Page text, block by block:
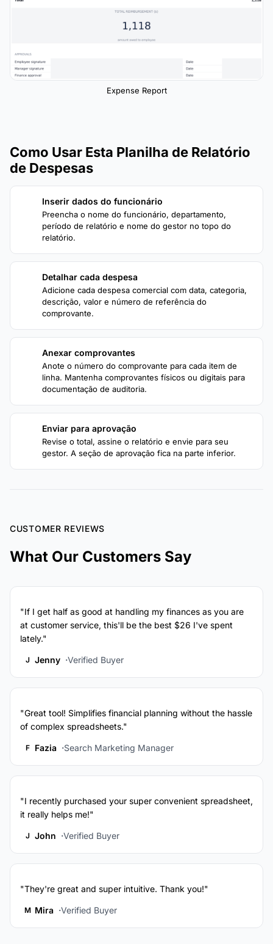
Expense Report
Como Usar Esta Planilha de Relatório
de Despesas
Inserir dados do funcionário
Preencha o nome do funcionário, departamento,
período de relatório e nome do gestor no topo do
relatório.
Detalhar cada despesa
Adicione cada despesa comercial com data, categoria,
descrição, valor e número de referência do
comprovante.
Anexar comprovantes
Anote o número do comprovante para cada item de
linha. Mantenha comprovantes físicos ou digitais para
documentação de auditoria.
Enviar para aprovação
Revise o total, assine o relatório e envie para seu
gestor. A seção de aprovação fica na parte inferior.
CUSTOMER REVIEWS
What Our Customers Say
"If I get half as good at handling my finances as you are
at customer service, this'll be the best $26 I've spent
lately."
J Jenny Verified Buyer
"Great tool! Simplifies financial planning without the hassle
of complex spreadsheets."
F Fazia Search Marketing Manager
"I recently purchased your super convenient spreadsheet,
it really helps me!"
J John Verified Buyer
"They're great and super intuitive. Thank you!"
M Mira Verified Buyer